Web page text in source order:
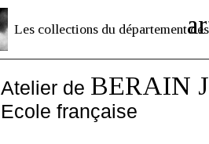
Les collections du département des
Atelier de BERAIN
Ecole française